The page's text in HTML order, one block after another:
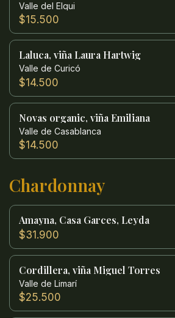
Valle del Elqui
$15.500
Laluca, viña Laura Hartwig
Valle de Curicó
$14.500
Novas organic, viña Emiliana
Valle de Casablanca
$14.500
Chardonnay
Amayna, Casa Garces, Leyda
$31.900
Cordillera, viña Miguel Torres
Valle de Limarí
$25.500